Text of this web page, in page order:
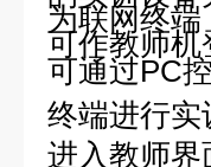
为联网终端
可作教师机
可通过PC
终端进行实
进入教师界